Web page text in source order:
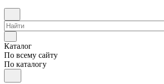
Каталог
По всему сайту
По каталогу